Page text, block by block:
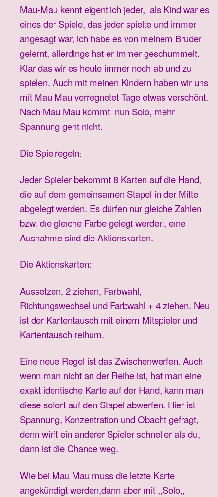
Mau-Mau kennt eigentlich jeder, als Kind war es
eines der Spiele, das jeder spielte und immer
angesagt war, ich habe es von meinem Bruder
gelernt, allerdings hat er immer geschummelt.
Klar das wir es heute immer noch ab und zu
spielen. Auch mit meinen Kindern haben wir uns
mit Mau Mau verregnetet Tage etwas verschönt.
Nach Mau Mau kommt nun Solo, mehr
Spannung geht nicht.
Die Spielregeln:
Jeder Spieler bekommt 8 Karten auf die Hand,
die auf dem gemeinsamen Stapel in der Mitte
abgelegt werden. Es dürfen nur gleiche Zahlen
bzw. die gleiche Farbe gelegt werden, eine
Ausnahme sind die Aktionskarten.
Die Aktionskarten:
Aussetzen, 2 ziehen, Farbwahl,
Richtungswechsel und Farbwahl + 4 ziehen. Neu
ist der Kartentausch mit einem Mitspieler und
Kartentausch reihum.
Eine neue Regel ist das Zwischenwerfen. Auch
wenn man nicht an der Reihe ist, hat man eine
exakt identische Karte auf der Hand, kann man
diese sofort auf den Stapel abwerfen. Hier ist
Spannung, Konzentration und Obacht gefragt,
denn wirft ein anderer Spieler schneller als du,
dann ist die Chance weg.
Wie bei Mau Mau muss die letzte Karte
angekündigt werden,dann aber mit ,,Solo,,